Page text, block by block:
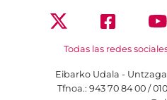
Todas las redes
Eibarko Udala -
Tfnoa.: 943 70 84 00 /